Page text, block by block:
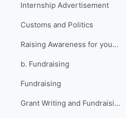
Internship Advertisement
Customs and Politics
Raising Awareness for your Project - Lessons from Previous Fellows
b. Fundraising
Fundraising
Grant Writing and Fundraising Guide-sheet